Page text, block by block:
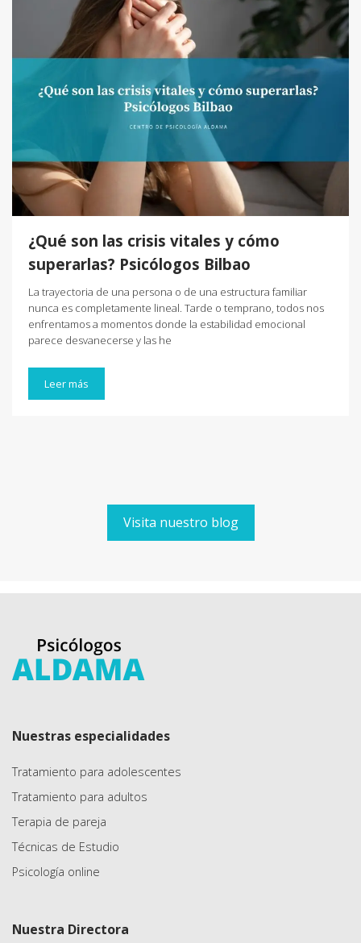
¿Qué son las crisis vitales y cómo
superarlas? Psicólogos Bilbao
La trayectoria de una persona o de una estructura familiar
nunca es completamente lineal. Tarde o temprano, todos nos
enfrentamos a momentos donde la estabilidad emocional
parece desvanecerse y las he
Leer más
Visita nuestro blog
Nuestras especialidades
Tratamiento para adolescentes
Tratamiento para adultos
Terapia de pareja
Técnicas de Estudio
Psicología online
Nuestra Directora